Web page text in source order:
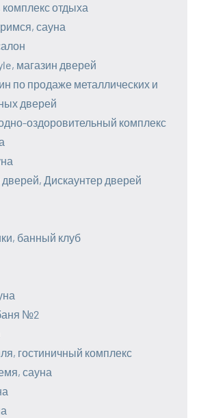
отдыха
сауна
магазин дверей
по продаже металлических и
дверей
оздоровительный комплекс
Дискаунтер дверей
банный клуб
№2
гостиничный комплекс
сауна